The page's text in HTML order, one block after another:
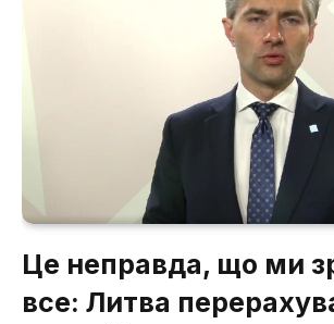
Це неправда, що ми
все: Литва